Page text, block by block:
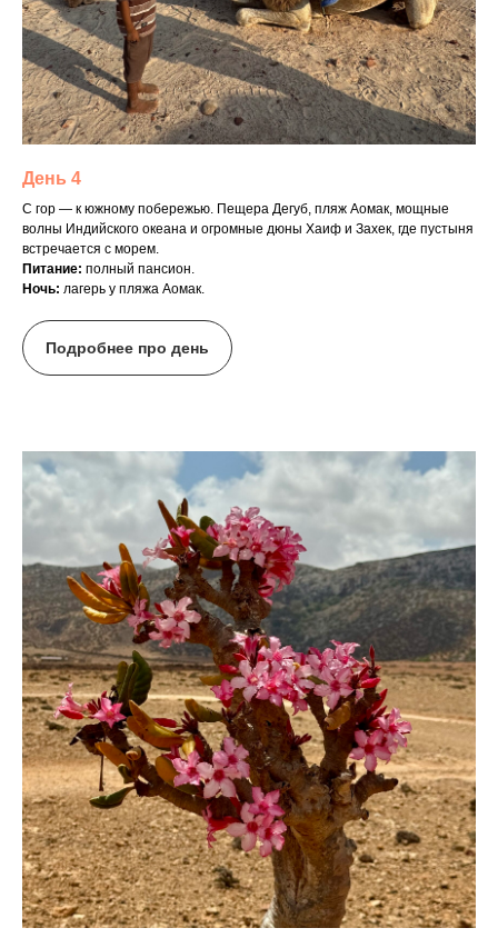
День 4
С гор — к южному побережью. Пещера Дегуб, пляж Аомак, мощные
волны Индийского океана и огромные дюны Хаиф и Захек, где пустыня
встречается с морем.
Питание: полный пансион.
Ночь: лагерь у пляжа Аомак.
Подробнее про день